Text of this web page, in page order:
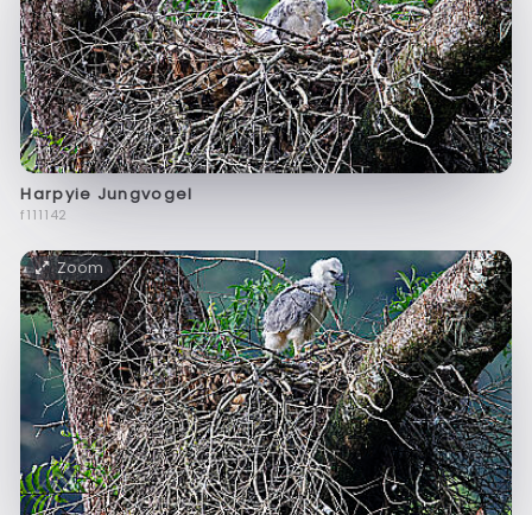
Harpyie Jungvogel
f111142
Zoom